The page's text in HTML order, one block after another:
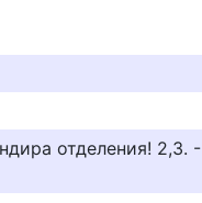
отделения! 2,3. -